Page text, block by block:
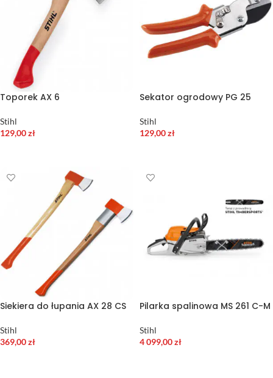
Toporek AX 6
Stihl
129,00zł
Sekator ogrodowy PG 25
Stihl
129,00zł
Siekiera do łupania AX 28 CS
Stihl
369,00zł
Pilarka spalinowa MS 261 C-M
Stihl
4 099,00zł